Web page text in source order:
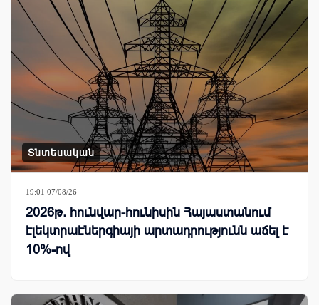
Տնտեսական
19:01 07/08/26
2026թ. հունվար-հունիսին Հայաստանում
էլեկտրաէներգիայի արտադրությունն աճել է
10%-ով